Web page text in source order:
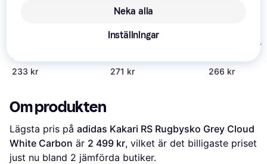
233 kr
Gilbert G-TR4000
271 kr
Gilbert G-
266 kr
Om produkten
Lägsta pris på adidas Kakari RS Rugbysko Grey Cloud
White Carbon är 2 499 kr, vilket är det billigaste priset
just nu bland 2 jämförda butiker.
Neka alla
Inställningar